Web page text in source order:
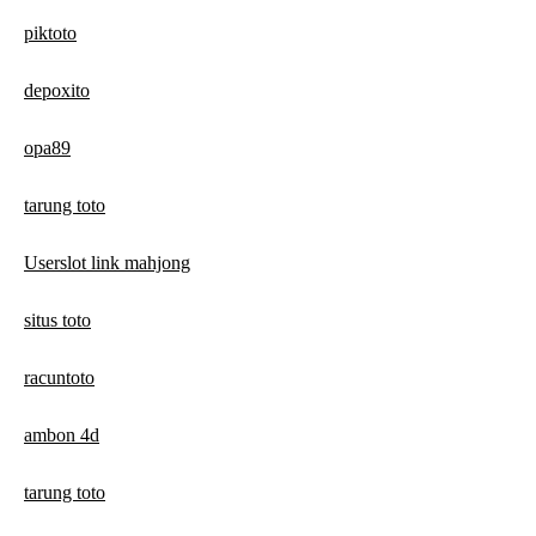
piktoto
depoxito
opa89
tarung toto
Userslot link mahjong
situs toto
racuntoto
ambon 4d
tarung toto